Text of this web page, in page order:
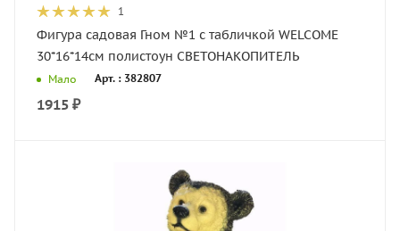
1
Фигура садовая Гном №1 с табличкой WELCOME
30*16*14см полистоун СВЕТОНАКОПИТЕЛЬ
Мало Арт. : 382807
1915 ₽